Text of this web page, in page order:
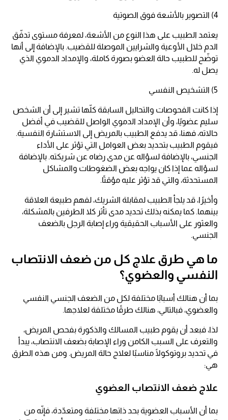
4) التصوير بالأشعة فوق الصوتية
يعتمد الطبيب على هذا النوع من الأشعة، لمعرفة مستوى تدفّق
الدم خلال الأوعية والشرايين الموصلة للقضيب. بالإضافة إلى أنها
توضّح للطبيب حالة العضو بصورة كاملة، والإمداد الدموي الذي
يصل له.
5) التشخيص النفسي
إذا كانت الفحوصات والتحاليل السابقة كلّها تشير إلى أن الشخص
سليم عضويًا، وأن الإمداد الدموي الواصل للقضيب في أفضل
حالاته، فهنا، قد يدفع الطبيب بالمريض إلى الاستشارة النفسية.
فيقوم الطبيب بتحديد بعض العوامل التي تؤثر على الأداء
الجنسي، بالإضافة لسؤاله عن مدى رضاه عن شريكته. بالإضافة
لسؤاله عما إذا كان يواجه بعض الضغوطات والمشاكل
المستحدثة، والتي قد تؤثر عليه مؤقتًا.
وأخيرًا، قد يلجأ الطبيب لمقابلة الشريك، لفهم طبيعة العلاقة
بينهما. كما يمكنه بذلك تحديد مدى تأثر كلا الطرفين بالمشكلة،
والعثور على الأسباب الحقيقية وراء إصابة الرجل بالضعف
الجنسي.
ما هي طرق علاج كل من ضعف الانتصاب
النفسي والعضوي؟
بما أن هنالك أسبابًا مختلفة لكل من الضعف الجنسي النفسي
والعضوي، فبالتالي، هنالك طرقًا مختلفة لعلاجها.
لذا، فبعد أن يقوم طبيب المسالك والذكورة بفحص المريض،
والتعرف على السبب الكامن وراء الإصابة بضعف الانتصاب، يبدأ
في تحديد بروتوكولًا مناسبًا لعلاج حالة المريض. ومن هذه الطرق
هي:
علاج ضعف الانتصاب العضوي
بما أن الأسباب العضوية بحد ذاتها مختلفة ومتعدّدة، فإنّه من